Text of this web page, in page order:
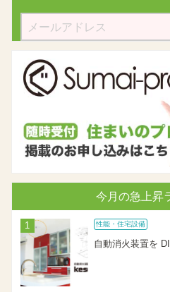
今月の急上昇
性能・住宅設備
自動消火装置を